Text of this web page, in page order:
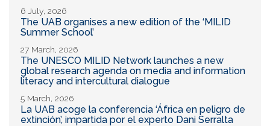
6 July, 2026
The UAB organises a new edition of the ‘MILID
Summer School’
27 March, 2026
The UNESCO MILID Network launches a new
global research agenda on media and information
literacy and intercultural dialogue
5 March, 2026
La UAB acoge la conferencia ‘África en peligro de
extinción’, impartida por el experto Dani Serralta